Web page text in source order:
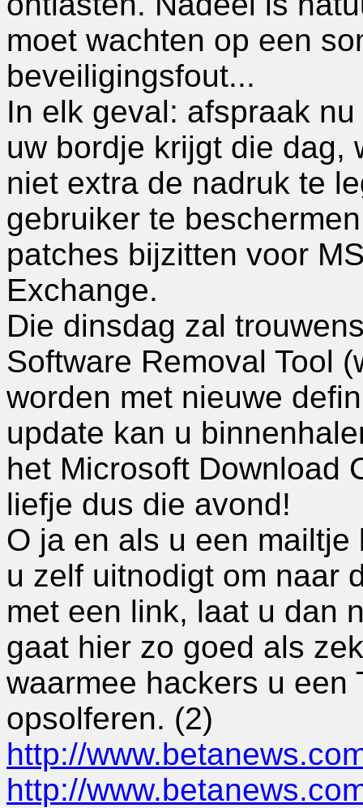
moet wachten op een
beveiligingsfout...
In elk geval: afspraak
uw bordje krijgt die dag,
niet extra de nadruk te
gebruiker te
patches bijzitten voor
Exchange.
Die dinsdag zal
Software Removal Tool
worden met nieuwe
update kan u
het Microsoft Download
liefje dus die avond!
O ja en als u een
u zelf uitnodigt om naar
met een link, laat u dan
gaat hier zo goed als
waarmee hackers u een
opsolferen. (2)
http://
http://